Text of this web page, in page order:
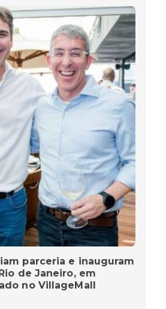
parceria e inauguram
de Janeiro, em
no VillageMall